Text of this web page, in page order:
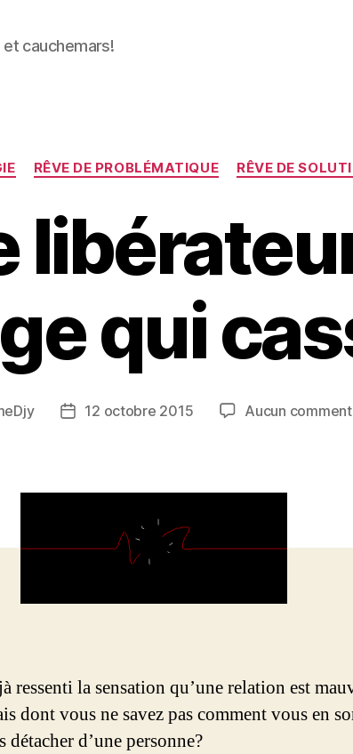
cauchemars!
Catégories
RÊVE DE PROBLÉMATIQUE RÊVE DE
qui
Date12 octobre 2015 Aucun
ressenti la sensation qu’une relation est
dont vous ne savez pas comment vous en
détacher d’une personne?